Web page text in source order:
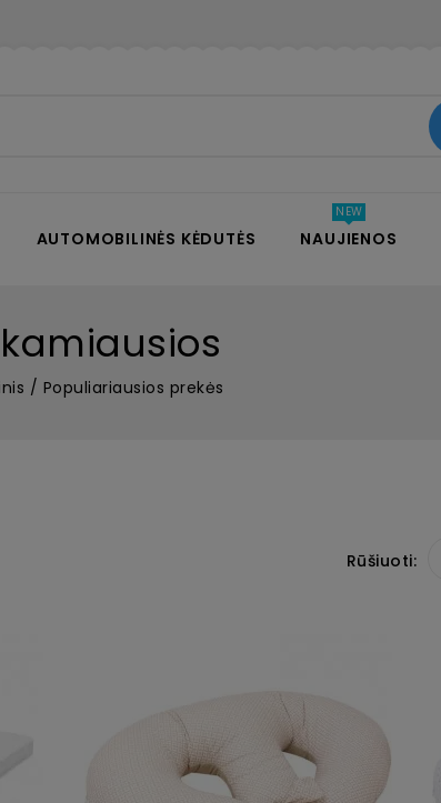
AUTOMOBILINĖS KĖDUTĖS NAUJIENOS
Populiariausios prekės
Rūšiuoti: